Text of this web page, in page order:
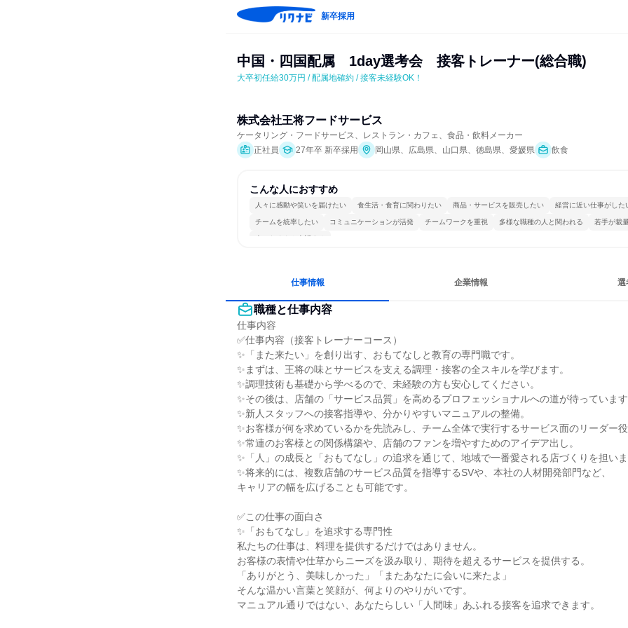
新卒採用
中国・四国配属　1day選考会　接客トレーナー(総合職)
大卒初任給30万円 / 配属地確約 / 接客未経験OK！
株式会社王将フードサービス
ケータリング・フードサービス、レストラン・カフェ、食品・飲料メーカー
正社員
27年卒 新卒採用 岡山県、広島県、山口県、徳島県、愛媛県 飲食
こんな人におすすめ
人々に感動や笑いを届けたい 食生活・食育に関わりたい 商品・サービスを販売したい 経営に近い仕事がした
チームを統率したい コミュニケーションが活発 チームワークを重視 多様な職種の人と関われる 若手が裁
人とたくさん会話する
仕事情報 企業情報 選
職種と仕事内容
仕事内容
✅仕事内容（接客トレーナーコース）
✨「また来たい」を創り出す、おもてなしと教育の専門職です。
✨まずは、王将の味とサービスを支える調理・接客の全スキルを学びます。
✨調理技術も基礎から学べるので、未経験の方も安心してください。
✨その後は、店舗の「サービス品質」を高めるプロフェッショナルへの道が待っています
✨新人スタッフへの接客指導や、分かりやすいマニュアルの整備。
✨お客様が何を求めているかを先読みし、チーム全体で実行するサービス面のリーダー役
✨常連のお客様との関係構築や、店舗のファンを増やすためのアイデア出し。
✨「人」の成長と「おもてなし」の追求を通じて、地域で一番愛される店づくりを担いま
✨将来的には、複数店舗のサービス品質を指導するSVや、本社の人材開発部門など、
キャリアの幅を広げることも可能です。
✅この仕事の面白さ
✨「おもてなし」を追求する専門性
私たちの仕事は、料理を提供するだけではありません。
お客様の表情や仕草からニーズを汲み取り、期待を超えるサービスを提供する。
「ありがとう、美味しかった」「またあなたに会いに来たよ」
そんな温かい言葉と笑顔が、何よりのやりがいです。
マニュアル通りではない、あなたらしい「人間味」あふれる接客を追求できます。